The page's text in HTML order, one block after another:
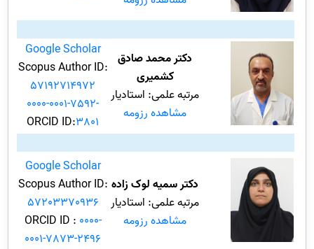
دکتر محمد صادق
کشمیری
مرتبه علمی: استادیار
مشاهده رزومه
Google Scholar
Scopus Author ID:
57192714972
0000-0001-7592-
3801
:ORCID ID
دکتر سمیه لوک زاده
مرتبه علمی: استادیار
مشاهده رزومه
Google Scholar
Scopus Author ID:
57203370936
ORCID ID : 0000-
0001-7873-2496